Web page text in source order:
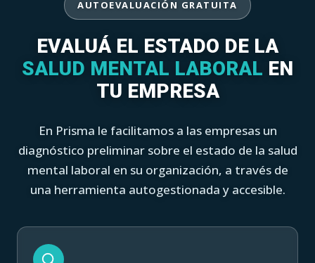
AUTOEVALUACIÓN GRATUITA
EVALUÁ EL ESTADO DE LA
SALUD MENTAL LABORAL EN
TU EMPRESA
En Prisma le facilitamos a las empresas un
diagnóstico preliminar sobre el estado de la salud
mental laboral en su organización, a través de
una herramienta autogestionada y accesible.